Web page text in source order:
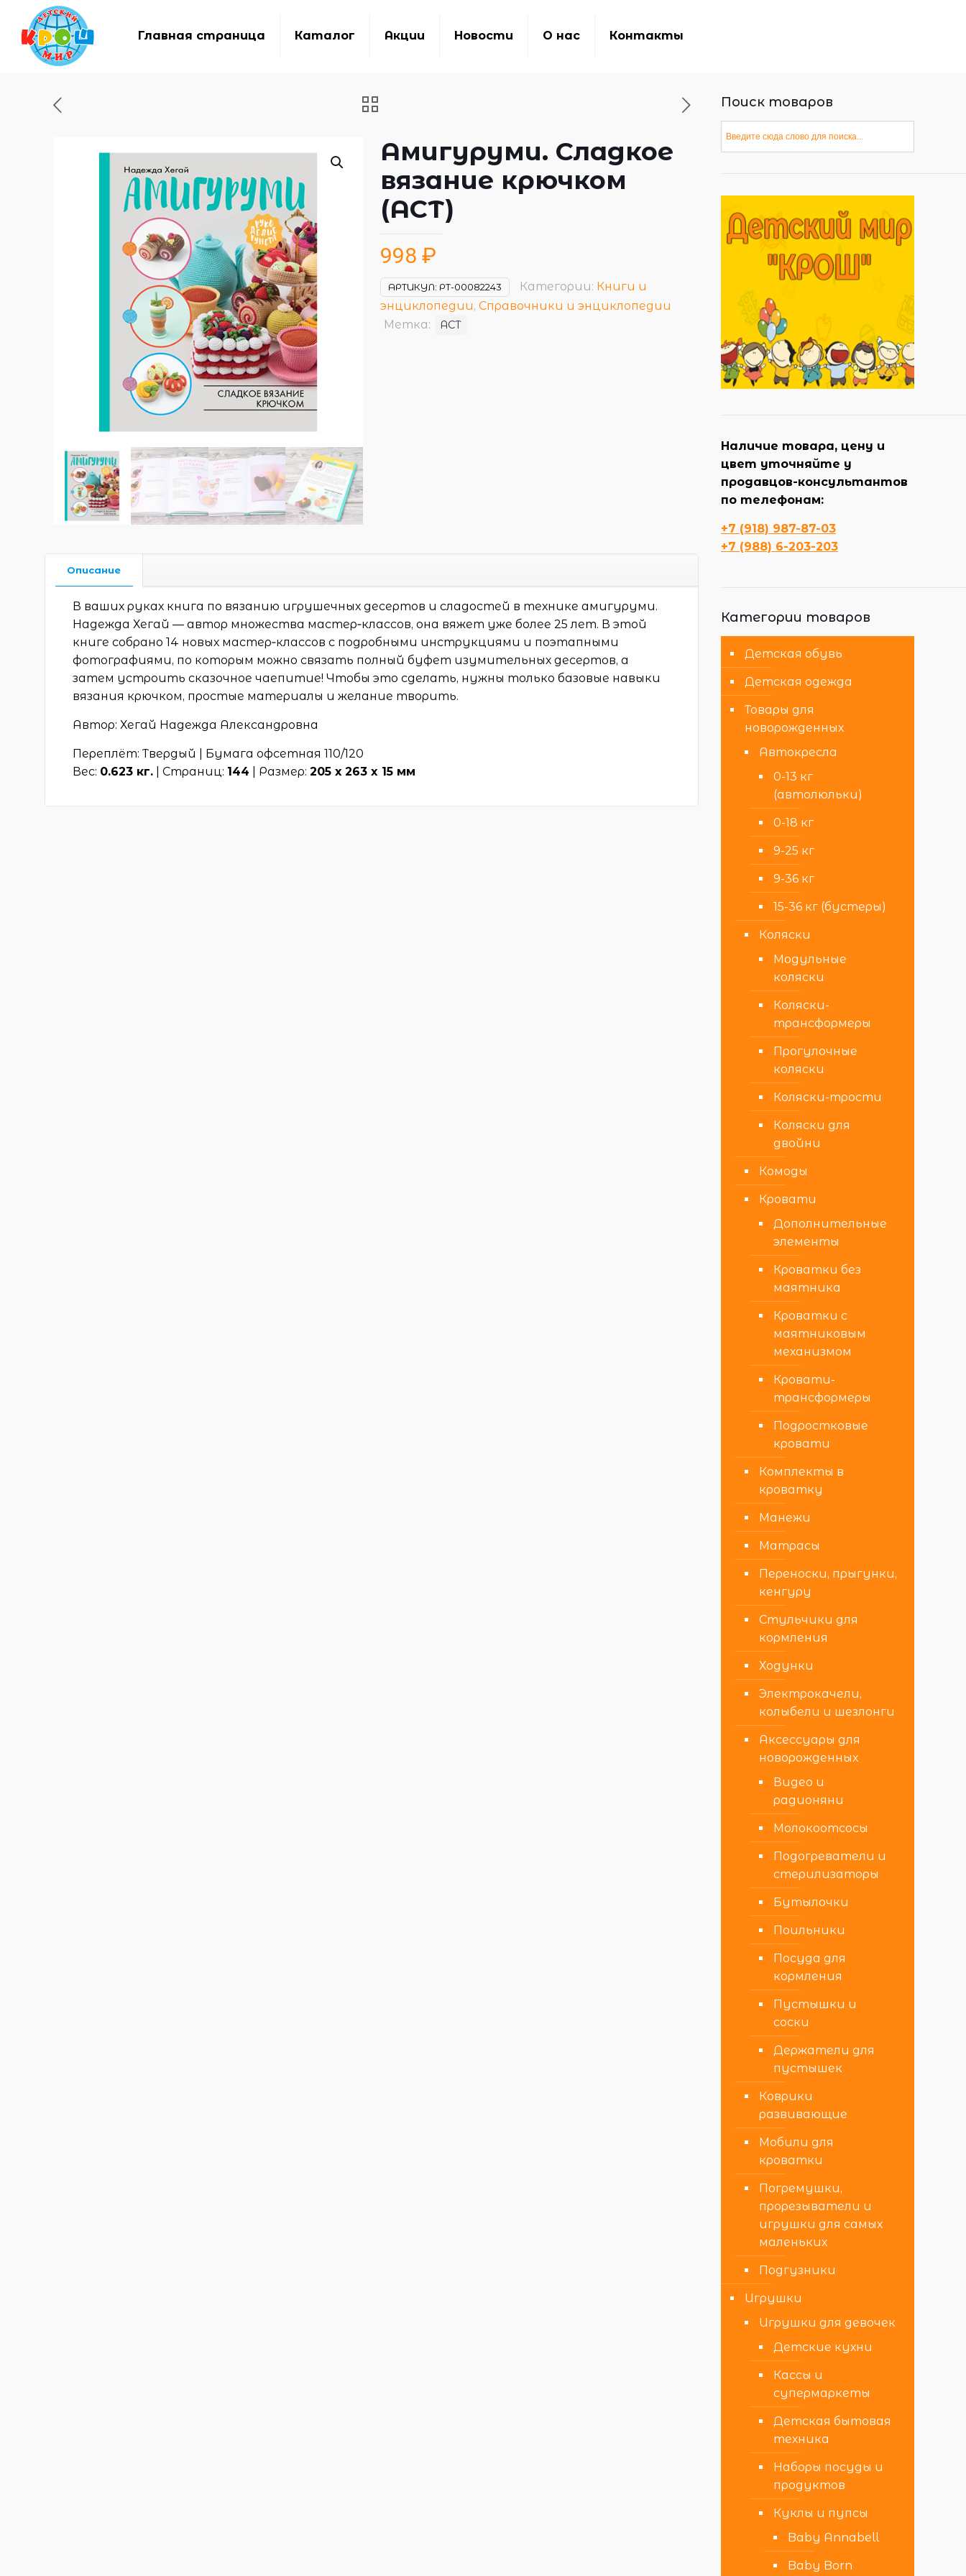
Главная страница Каталог Акции Новости О нас Контакты
Амигуруми. Сладкое
вязание крючком
(АСТ)
998 ₽
АРТИКУЛ: РТ-00082243 Категории: Книги и
энциклопедии, Справочники и энциклопедии
Метка:
АСТ
Описание
В ваших руках книга по вязанию игрушечных десертов и сладостей в технике амигуруми.
Надежда Хегай — автор множества мастер‑классов, она вяжет уже более 25 лет. В этой
книге собрано 14 новых мастер‑классов с подробными инструкциями и поэтапными
фотографиями, по которым можно связать полный буфет изумительных десертов, а
затем устроить сказочное чаепитие! Чтобы это сделать, нужны только базовые навыки
вязания крючком, простые материалы и желание творить.
Автор: Хегай Надежда Александровна
Переплёт: Твердый | Бумага офсетная 110/120
Вес: 0.623 кг. | Страниц: 144 | Размер:205 х 263 x 15 мм
Поиск товаров
Наличие товара, цену и
цвет уточняйте у
продавцов-консультантов
по телефонам:
+7 (918) 987-87-03
+7 (988) 6-203-203
Категории товаров
Детская обувь
Детская одежда
Товары для
новорожденных
Автокресла
0-13 кг
(автолюльки)
0-18 кг
9-25 кг
9-36 кг
15-36 кг (бустеры)
Коляски
Модульные
коляски
Коляски-
трансформеры
Прогулочные
коляски
Коляски-трости
Коляски для
двойни
Комоды
Кровати
Дополнительные
элементы
Кроватки без
маятника
Кроватки с
маятниковым
механизмом
Кровати-
трансформеры
Подростковые
кровати
Комплекты в
кроватку
Манежи
Матрасы
Переноски, прыгунки,
кенгуру
Стульчики для
кормления
Ходунки
Электрокачели,
колыбели и шезлонги
Аксессуары для
новорожденных
Видео и
радионяни
Молокоотсосы
Подогреватели и
стерилизаторы
Бутылочки
Поильники
Посуда для
кормления
Пустышки и
соски
Держатели для
пустышек
Коврики
развивающие
Мобили для
кроватки
Погремушки,
прорезыватели и
игрушки для самых
маленьких
Подгузники
Игрушки
Игрушки для девочек
Детские кухни
Кассы и
супермаркеты
Детская бытовая
техника
Наборы посуды и
продуктов
Куклы и пупсы
Baby Annabell
Baby Born